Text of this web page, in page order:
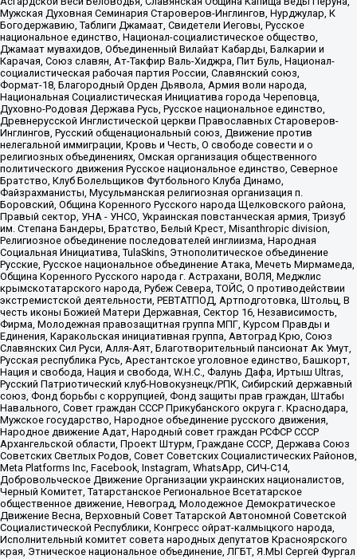
Мужская Духовная Семинария Староверов-Инглингов, Нурджулар, К
Богодержавию, Таблиги Джамаат, Свидетели Иеговы, Русское
национальное единство, Национал-социалистическое общество,
Джамаат мувахидов, Объединенный Вилайат Кабарды, Балкарии и
Карачая, Союз славян, Ат-Такфир Валь-Хиджра, Пит Буль, Национал-
социалистическая рабочая партия России, Славянский союз,
Формат-18, Благородный Орден Дьявола, Армия воли народа,
Национальная Социалистическая Инициатива города Череповца,
Духовно-Родовая Держава Русь, Русское национальное единство,
Древнерусской Инглистической церкви Православных Староверов-
Инглингов, Русский общенациональный союз, Движение против
нелегальной иммиграции, Кровь и Честь, О свободе совести и о
религиозных объединениях, Омская организация общественного
политического движения Русское национальное единство, Северное
Братство, Клуб Болельщиков Футбольного Клуба Динамо,
Файзрахманисты, Мусульманская религиозная организация п.
Боровский, Община Коренного Русского народа Щелковского района,
Правый сектор, УНА - УНСО, Украинская повстанческая армия, Тризуб
им. Степана Бандеры, Братство, Белый Крест, Misanthropic division,
Религиозное объединение последователей инглиизма, Народная
Социальная Инициатива, TulaSkins, Этнополитическое объединение
Русские, Русское национальное объединение Атака, Мечеть Мирмамеда,
Община Коренного Русского народа г. Астрахани, ВОЛЯ, Меджлис
крымскотатарского народа, Рубеж Севера, ТОЙС, О противодействии
экстремистской деятельности, РЕВТАТПОД, Артподготовка, Штольц, В
честь иконы Божией Матери Державная, Сектор 16, Независимость,
Фирма, Молодежная правозащитная группа МПГ, Курсом Правды и
Единения, Каракольская инициативная группа, Автоград Крю, Союз
Славянских Сил Руси, Алля-Аят, Благотворительный пансионат Ак Умут,
Русская республика Русь, Арестантское уголовное единство, Башкорт,
Нация и свобода, Нация и свобода, W.H.С., Фалунь Дафа, Иртыш Ultras,
Русский Патриотический клуб-Новокузнецк/РПК, Сибирский державный
союз, Фонд борьбы с коррупцией, Фонд защиты прав граждан, Штабы
Навального, Совет граждан СССР Прикубанского округа г. Краснодара,
Мужское государство, Народное объединение русского движения,
Народное движение Адат, Народный совет граждан РСФСР СССР
Архангельской области, Проект Штурм, Граждане СССР, Держава Союз
Советских Светлых Родов, Совет Советских Социалистических Районов,
Meta Platforms Inc, Facebook, Instagram, WhatsApp, СИЧ-С14,
Добровольческое Движение Организации украинских националистов,
Черный Комитет, Татарстанское Региональное Всетатарское
общественное движение, Невоград, Молодежное Демократическое
Движение Весна, Верховный Совет Татарской Автономной Советской
Социалистической Республики, Конгресс ойрат-калмыцкого народа,
Исполнительный комитет совета народных депутатов Красноярского
края, Этническое национальное объединение, ЛГБТ, Я.МЫ Сергей Фургал